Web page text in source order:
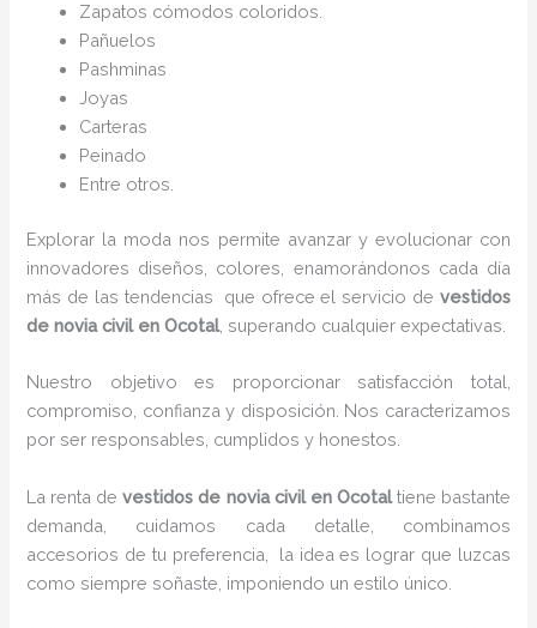
Zapatos cómodos coloridos.
Pañuelos
Pashminas
Joyas
Carteras
Peinado
Entre otros.
Explorar la moda nos permite avanzar y evolucionar con
innovadores diseños, colores, enamorándonos cada día
más de las tendencias que ofrece el servicio de vestidos
de novia civil en Ocotal, superando cualquier expectativas.
Nuestro objetivo es proporcionar satisfacción total,
compromiso, confianza y disposición. Nos caracterizamos
por ser responsables, cumplidos y honestos.
La renta devestidos de novia civil en Ocotaltiene bastante
demanda, cuidamos cada detalle, combinamos
accesorios de tu preferencia, la idea es lograr que luzcas
como siempre soñaste, imponiendo un estilo único.